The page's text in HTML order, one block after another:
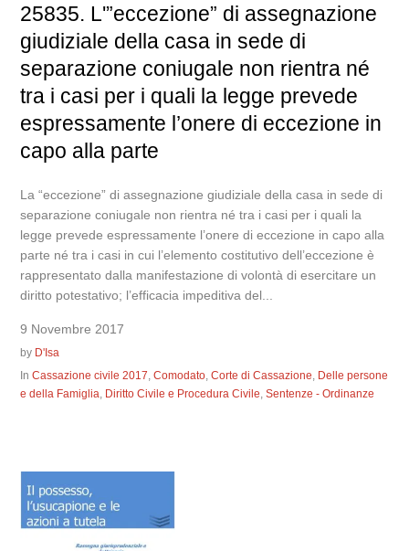
25835. L'”eccezione” di assegnazione
giudiziale della casa in sede di
separazione coniugale non rientra né
tra i casi per i quali la legge prevede
espressamente l’onere di eccezione in
capo alla parte
La “eccezione” di assegnazione giudiziale della casa in sede di
separazione coniugale non rientra né tra i casi per i quali la
legge prevede espressamente l’onere di eccezione in capo alla
parte né tra i casi in cui l’elemento costitutivo dell’eccezione è
rappresentato dalla manifestazione di volontà di esercitare un
diritto potestativo; l’efficacia impeditiva del...
9 Novembre 2017
by D'Isa
InCassazione civile 2017 ,Comodato ,Corte di Cassazione Delle persone
e della Famiglia Diritto Civile e Procedura Civile ,Sentenze - Ordinanze